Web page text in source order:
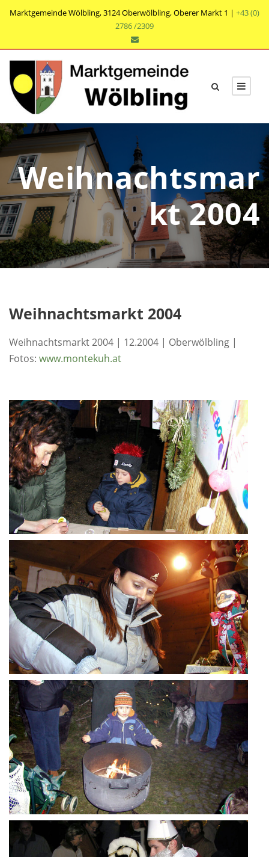
Marktgemeinde Wölbling, 3124 Oberwölbling, Oberer Markt 1 | +43 (0)
2786 /2309
Weihnachtsmar
kt 2004
Weihnachtsmarkt 2004
Weihnachtsmarkt 2004 | 12.2004 | Oberwölbling |
Fotos: www.montekuh.at